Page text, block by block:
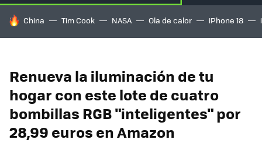
HOY SE HABLA DE
China Tim Cook NASA Ola de calor iPhone 18
Renueva la iluminación de tu
hogar con este lote de cuatro
bombillas RGB "inteligentes" por
28,99 euros en Amazon